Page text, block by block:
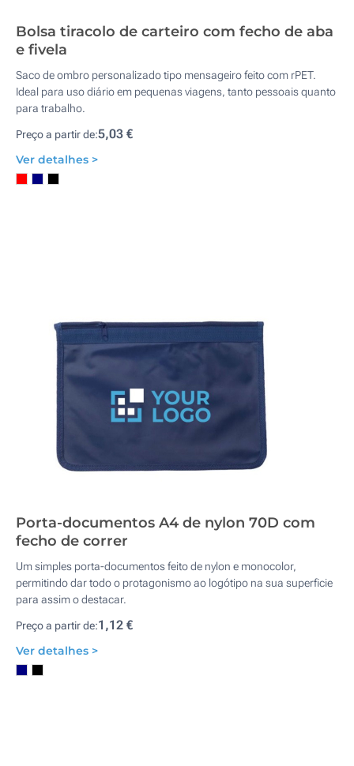
Bolsa tiracolo de carteiro com fecho de aba
e fivela
Saco de ombro personalizado tipo mensageiro feito com rPET.
Ideal para uso diário em pequenas viagens, tanto pessoais quanto
para trabalho.
Preço a partir de:5,03 €
Ver detalhes >
Porta-documentos A4 de nylon 70D com
fecho de correr
Um simples porta-documentos feito de nylon e monocolor,
permitindo dar todo o protagonismo ao logótipo na sua superficie
para assim o destacar.
Preço a partir de:1,12 €
Ver detalhes >